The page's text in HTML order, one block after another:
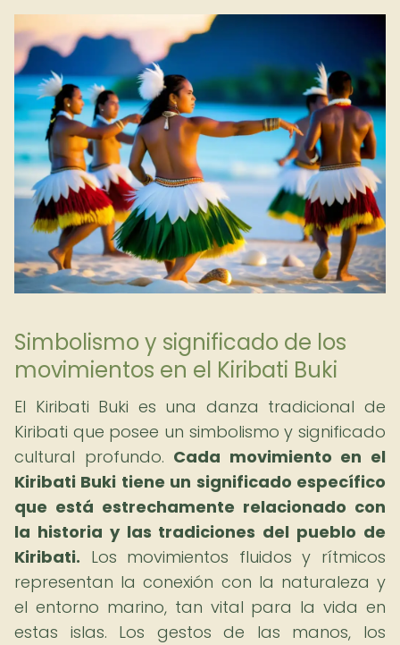
Simbolismo y significado de los
movimientos en el Kiribati Buki
El Kiribati Buki es una danza tradicional de
Kiribati que posee un simbolismo y significado
cultural profundo. Cada movimiento en el
Kiribati Buki tiene un significado específico
que está estrechamente relacionado con
la historia y las tradiciones del pueblo de
Kiribati. Los movimientos fluidos y rítmicos
representan la conexión con la naturaleza y
el entorno marino, tan vital para la vida en
estas islas. Los gestos de las manos, los